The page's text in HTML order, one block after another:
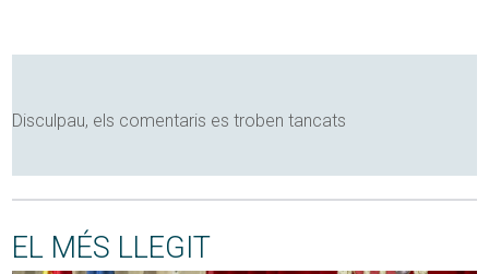
Disculpau, els comentaris es troben tancats
EL MÉS LLEGIT